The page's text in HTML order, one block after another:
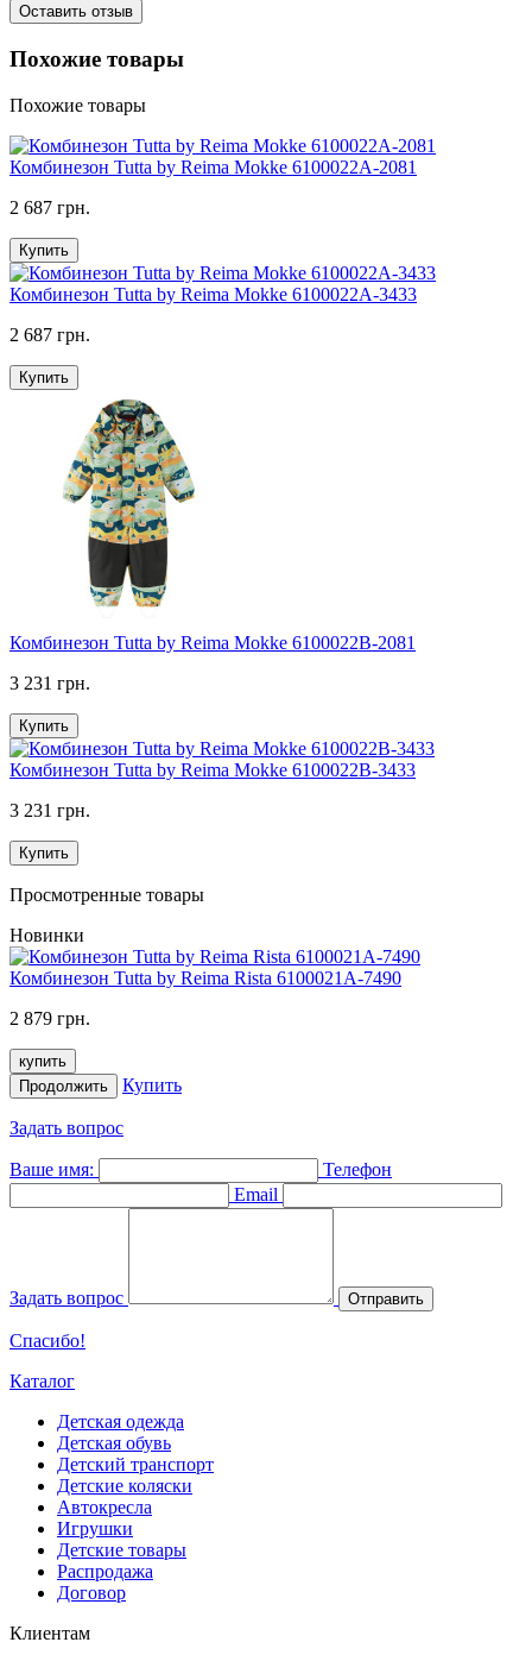
Оставить отзыв
Похожие товары
Похожие товары
Комбинезон Tutta by Reima Mokke 6100022A-2081
2 687 грн.
Купить
Комбинезон Tutta by Reima Mokke 6100022A-3433
2 687 грн.
Купить
Комбинезон Tutta by Reima Mokke 6100022B-2081
3 231 грн.
Купить
Комбинезон Tutta by Reima Mokke 6100022B-3433
3 231 грн.
Купить
Просмотренные товары
Новинки
Комбинезон Tutta by Reima Rista 6100021A-7490
2 879 грн.
купить
Продолжить
Купить
Задать вопрос
Ваше имя:
Телефон
Email
Задать вопрос Отправить
Спасибо!
Каталог
Детская одежда
Детская обувь
Детский транспорт
Детские коляски
Автокресла
Игрушки
Детские товары
Распродажа
Договор
Клиентам